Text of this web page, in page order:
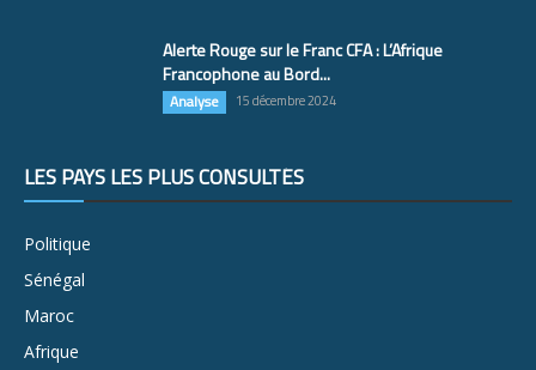
Alerte Rouge sur le Franc CFA : L’Afrique
Francophone au Bord...
Analyse 15 décembre 2024
LES PAYS LES PLUS CONSULTÉS
Politique
Sénégal
Maroc
Afrique